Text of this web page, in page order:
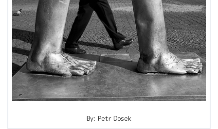
By: Petr Dosek